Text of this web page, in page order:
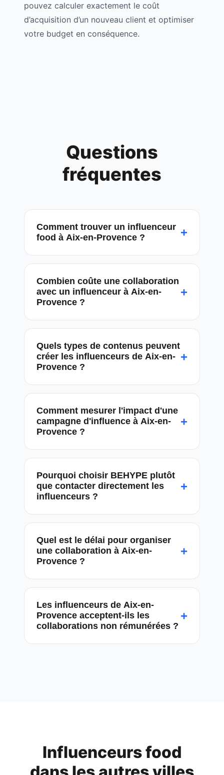
pouvez calculer exactement le coût
d’acquisition d’un nouveau client et optimiser
votre budget en conséquence.
Questions
fréquentes
Comment trouver un influenceur
food à Aix-en-Provence ?
+
Combien coûte une collaboration
avec un influenceur à Aix-en-
Provence ?
+
Quels types de contenus peuvent
créer les influenceurs de Aix-en-
Provence ?
+
Comment mesurer l'impact d'une
campagne d'influence à Aix-en-
Provence ?
+
Pourquoi choisir BEHYPE plutôt
que contacter directement les
influenceurs ?
+
Quel est le délai pour organiser
une collaboration à Aix-en-
Provence ?
+
Les influenceurs de Aix-en-
Provence acceptent-ils les
collaborations non rémunérées ?
+
Influenceurs food